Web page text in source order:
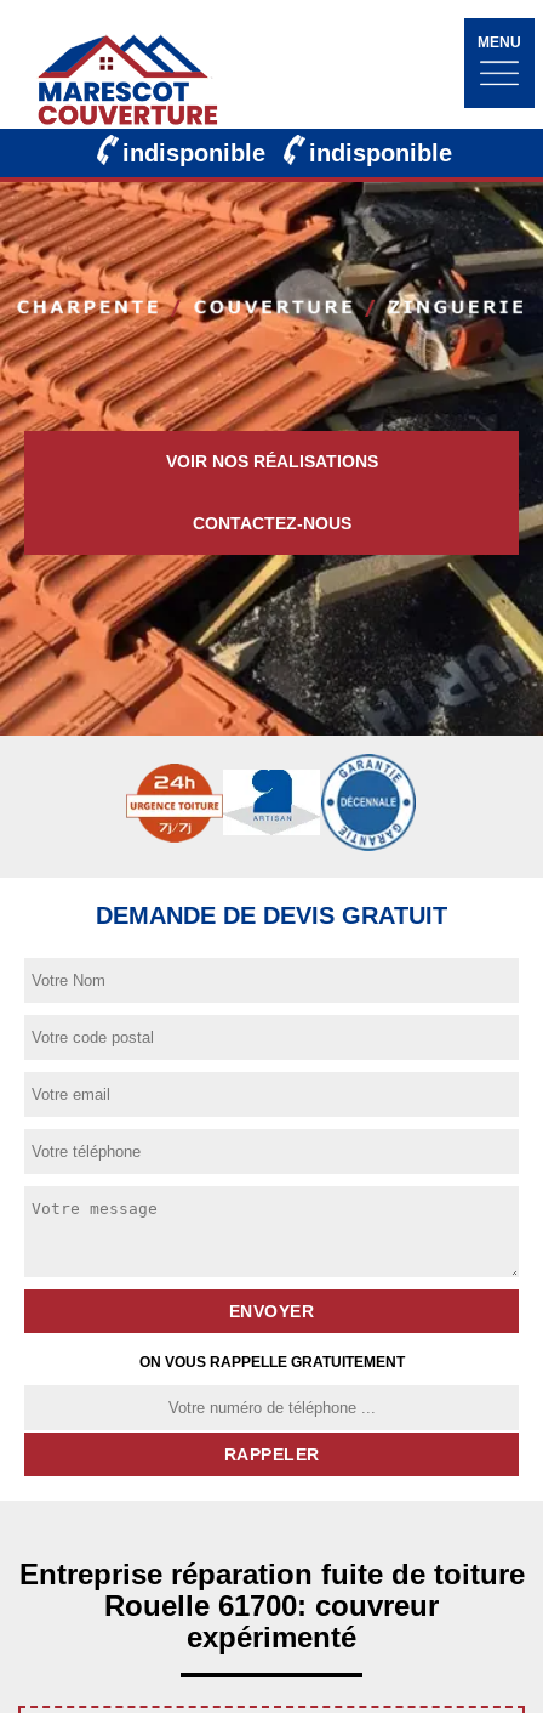
MENU
indisponible indisponible
VOIR NOS RÉALISATIONS
CONTACTEZ-NOUS
DEMANDE DE DEVIS GRATUIT
ON VOUS RAPPELLE GRATUITEMENT
Entreprise réparation fuite de toiture
Rouelle 61700: couvreur
expérimenté